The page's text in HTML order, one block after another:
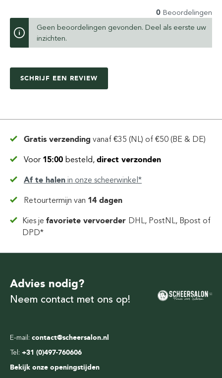
0 Beoordelingen
Geen beoordelingen gevonden. Deel als eerste uw
inzichten.
SCHRIJF EEN REVIEW
Gratis verzending vanaf €35 (NL) of €50 (BE & DE)
Voor 15:00 besteld, direct verzonden
Af te halen in onze scheerwinkel*
Retourtermijn van 14 dagen
Kies jefavoriete vervoerder DHL, PostNL, Bpost of
DPD*
E-mail: contact@scheersalon.nl
Tel: +31 (0)497-760606
Bekijk onze openingstijden
Advies nodig?
Neem contact met ons op!